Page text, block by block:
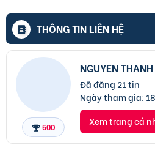
THÔNG TIN LIÊN HỆ
500
NGUYEN
Đã đăng 21 tin
Ngày tham gia:
Xem trang cá